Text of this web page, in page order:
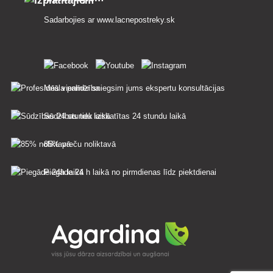
Sadarbojies ar www.lacnepostreky.sk
Mēs vienmēr sniegsim jums ekspertu konsultācijas
Sūdzības tiek izskatītas 24 stundu laikā
85% preču noliktavā
Piegāde 24 h laikā no pirmdienas līdz piektdienai